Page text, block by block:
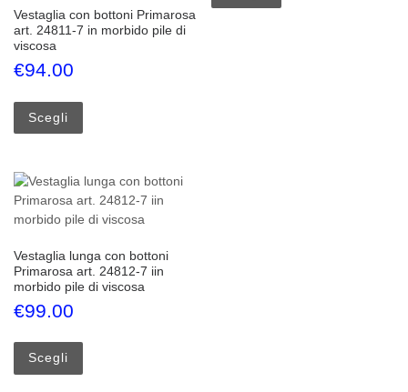
Vestaglia con bottoni Primarosa
art. 24811-7 in morbido pile di
viscosa
€94.00
Scegli
Vestaglia lunga con bottoni
Primarosa art. 24812-7 iin
morbido pile di viscosa
€99.00
Scegli